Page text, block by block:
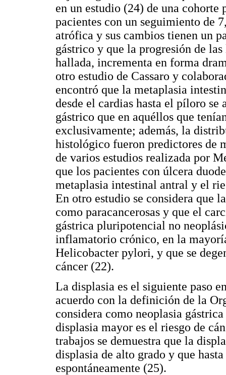
en un estudio (24) de una
pacientes con un seguimiento de
atrófica y sus cambios tienen un
gástrico y que la progresión de
hallada, incrementa en forma
otro estudio de Cassaro y
encontró que la metaplasia
desde el cardias hasta el píloro se
gástrico que en aquéllos que
exclusivamente; además, la
histológico fueron predictores de
de varios estudios realizada por
que los pacientes con úlcera
metaplasia intestinal antral y el
En otro estudio se considera que
como paracancerosas y que el
gástrica pluripotencial no
inflamatorio crónico, en la
Helicobacter pylori, y que se
cáncer (22).
La displasia es el siguiente paso
acuerdo con la definición de la
considera como neoplasia
displasia mayor es el riesgo de
trabajos se demuestra que la
displasia de alto grado y que
espontáneamente (25).